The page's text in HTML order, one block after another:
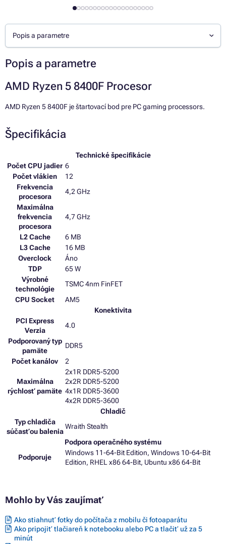
Popis a parametre
Popis a parametre
AMD Ryzen 5 8400F Procesor
AMD Ryzen 5 8400F je štartovací bod pre PC gaming processors.
Špecifikácia
Technické špecifikácie
Počet CPU jadier 6
Počet vlákien
12
Frekvencia
procesora
4,2 GHz
Maximálna
frekvencia
procesora
4,7 GHz
L2 Cache
6 MB
L3 Cache
16 MB
Overclock
Áno
TDP
65 W
Výrobné
technológie
TSMC 4nm FinFET
CPU Socket
AM5
Konektivita
PCI Express
Verzia
4.0
Podporovaný typ
pamäte
DDR5
Počet kanálov
2
Maximálna
rýchlosť pamäte
2x1R DDR5-5200
2x2R DDR5-5200
4x1R DDR5-3600
4x2R DDR5-3600
Chladič
Typ chladiča
súčasťou balenia
Wraith Stealth
Podpora operačného systému
Podporuje
Windows 11-64-Bit Edition, Windows 10-64-Bit
Edition, RHEL x86 64-Bit, Ubuntu x86 64-Bit
Mohlo by Vás zaujímať
Ako stiahnuť fotky do počítača z mobilu či fotoaparátu
Ako pripojiť tlačiareň k notebooku alebo PC a tlačiť už za 5
minút